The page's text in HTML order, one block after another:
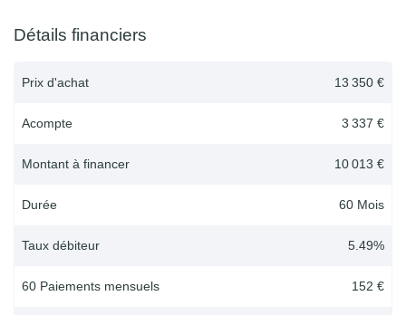
Détails financiers
Prix d'achat 13 350 €
Acompte 3 337 €
Montant à financer 10 013 €
Durée 60 Mois
Taux débiteur 5.49%
60 Paiements mensuels 152 €